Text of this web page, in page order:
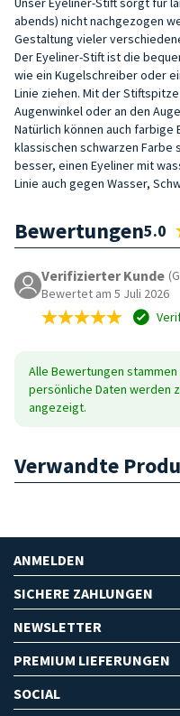
abends) nicht nachgezogen
Gestaltung vieler
Der Eyeliner-Stift ist die
wie ein Kugelschreiber oder
Linie ziehen. Mit der
Augenwinkel oder an den
Natürlich können auch
klassischen schwarzen Farbe
besser, einen Eyeliner mit
Linie auch gegen Wasser,
Bewertungen5.0
Verifizierter Kunde
Bewertet am 5 Juli 2026
Alle Bewertungen
persönliche Daten werden
angezeigt.
Verwandte
ANMELDEN
SICHERE ZAHLUNGEN
NEWSLETTER
PREMIUM LIEFERUNGEN
SOCIAL